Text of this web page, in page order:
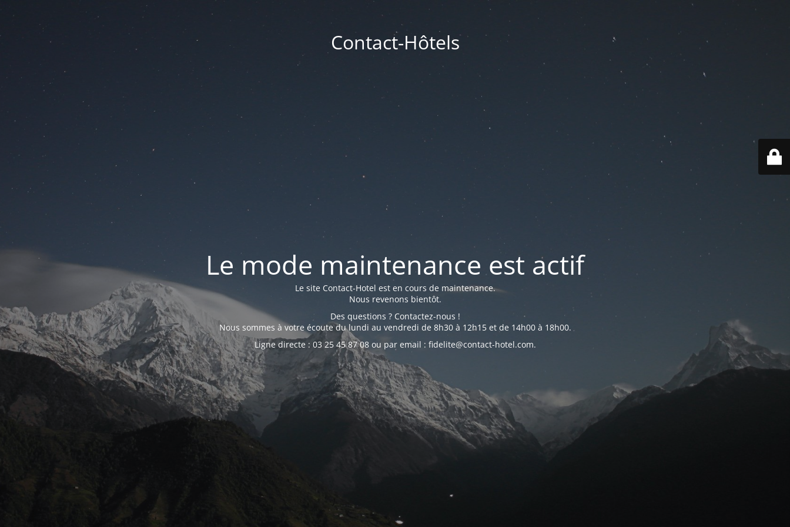
Contact-Hôtels
Le mode maintenance est actif
Le site Contact-Hotel est en cours de maintenance.
Nous revenons bientôt.
Des questions ? Contactez-nous !
Nous sommes à votre écoute du lundi au vendredi de 8h30 à 12h15 et de 14h00 à 18h00.
Ligne directe : 03 25 45 87 08 ou par email : fidelite@contact-hotel.com.